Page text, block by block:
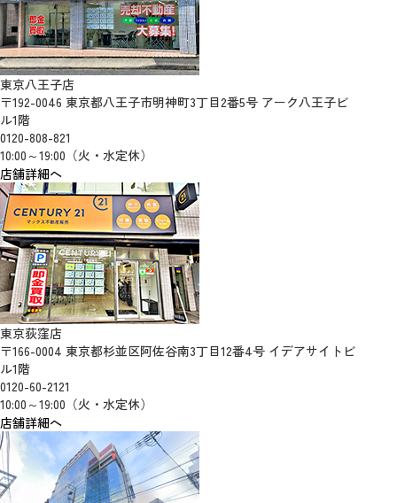
東京八王子店
〒192-0046 東京都八王子市明神町3丁目2番5号 アーク八王子ビ
ル1階
0120-808-821
10:00～19:00（火・水定休）
店舗詳細へ
東京荻窪店
〒166-0004 東京都杉並区阿佐谷南3丁目12番4号 イデアサイトビ
ル1階
0120-60-2121
10:00～19:00（火・水定休）
店舗詳細へ